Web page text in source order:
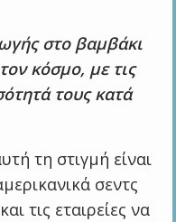
στο βαμβάκι
κόσμο, με τις
τους κατά
τη στιγμή είναι
σεντς
τις εταιρείες να